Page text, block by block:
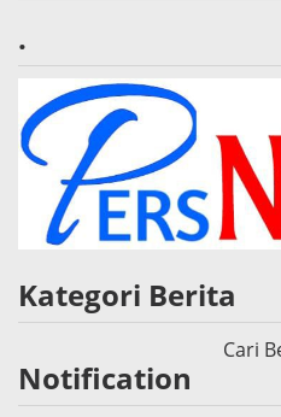
.
Kategori Berita
Cari
Notification